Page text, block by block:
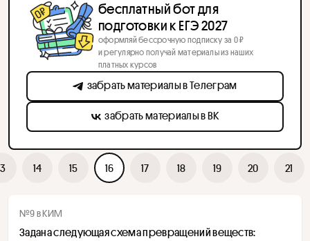
14 15 16 17 18 19 20 21
№9 в КИМ
Задана следующая схема превращений веществ:
бесплатный бот для
подготовки к ЕГЭ 2027
оформляй бессрочную подписку за 0 ₽
и регулярно получай материалы из наших
платных курсов
забрать материалы в Телеграм
забрать материалы в ВК